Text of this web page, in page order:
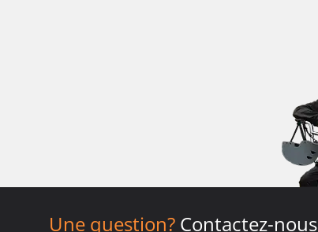
Une question? Contactez-nous